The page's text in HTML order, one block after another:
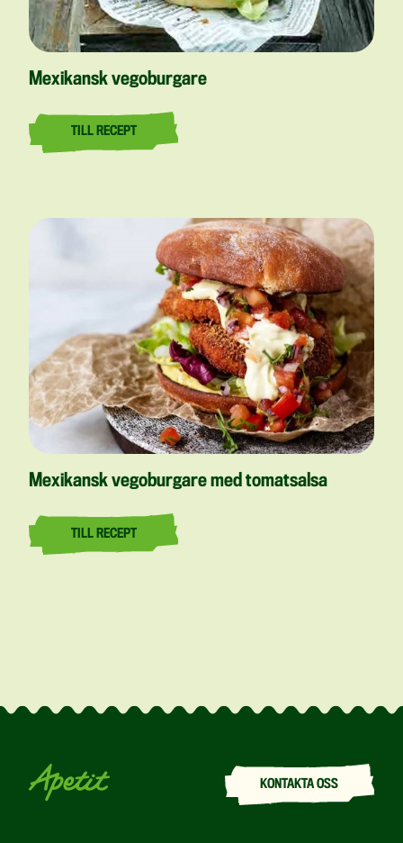
Mexikansk vegoburgare
TILL RECEPT
Mexikansk vegoburgare med tomatsalsa
TILL RECEPT
KONTAKTA OSS